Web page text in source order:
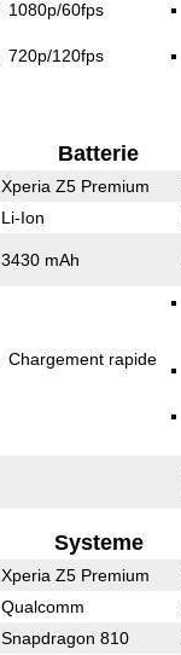
1080p/60fps
720p/120fps
Batterie
Xperia Z5 Premium
Li-Ion
3430 mAh
Chargement rapide
Systeme
Xperia Z5 Premium
Qualcomm
Snapdragon 810